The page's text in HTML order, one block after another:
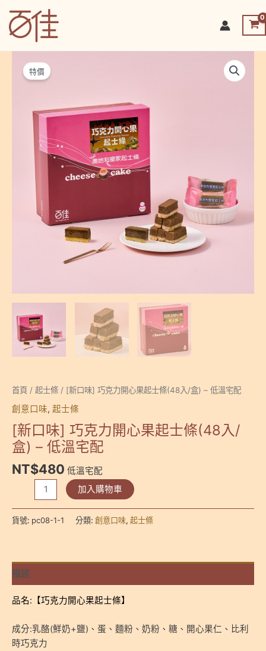
要
特價
首頁 / 起士條 / [新口味] 巧克力開心果起士條(48入/盒) – 低溫宅配
創意口味, 起士條
[新口味] 巧克力開心果起士條(48入/
盒) – 低溫宅配
NT$480 低溫宅配
味]
開
心
果
士
條
加入購物車
貨號: pc08-1-1 分類: 創意口味, 起士條
描述
品名:【巧克力開心果起士條】
成分:乳酪(鮮奶+鹽)、蛋、麵粉、奶粉、糖、開心果仁、比利
時巧克力